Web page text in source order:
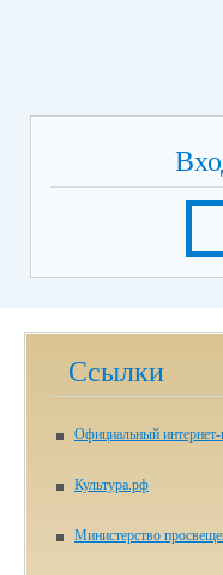
Ссылки
Официальный интернет-
Культура.рф
Министерство